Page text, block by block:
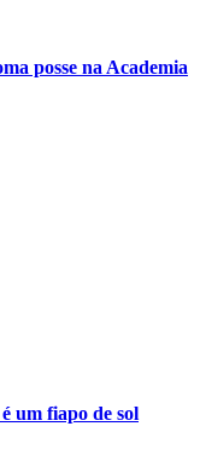
posse na Academia
um fiapo de sol